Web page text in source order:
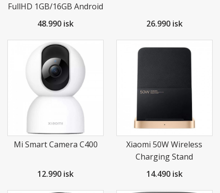
FullHD 1GB/16GB Android
9.0
48.990 isk 26.990 isk
Mi Smart Camera C400
12.990 isk
Xiaomi 50W Wireless
Charging Stand
14.490 isk